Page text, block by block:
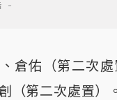
倉佑（第二次
（第二次處置）。